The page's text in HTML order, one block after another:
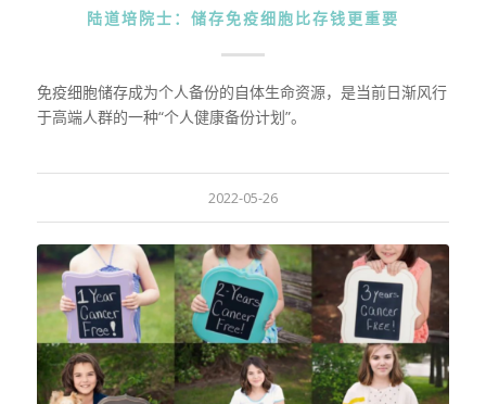
陆道培院士：储存免疫细胞比存钱更重要
免疫细胞储存成为个人备份的自体生命资源，是当前日渐风行
于高端人群的一种“个人健康备份计划”。
2022-05-26